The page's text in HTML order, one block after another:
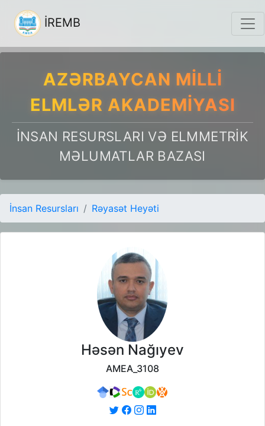
İREMB
AZƏRBAYCAN MILLI
ELMLƏR AKADEMIYASI
İNSAN RESURSLARI VƏ ELMMETRIK
MƏLUMATLAR BAZASI
İnsan Resursları Rəyasət Heyəti
Həsən Nağıyev
AMEA_3108